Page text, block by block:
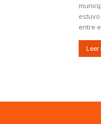
entre
Leer